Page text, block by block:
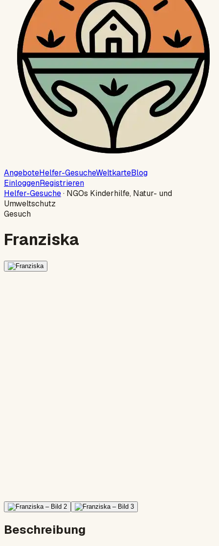
AngeboteHelfer-GesucheWeltkarteBlog
EinloggenRegistrieren
Helfer-Gesuche· NGOs Kinderhilfe, Natur- und
Umweltschutz
Gesuch
Franziska
Beschreibung